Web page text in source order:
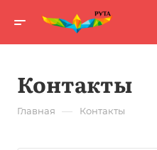
Контакты
Главная — Контакты